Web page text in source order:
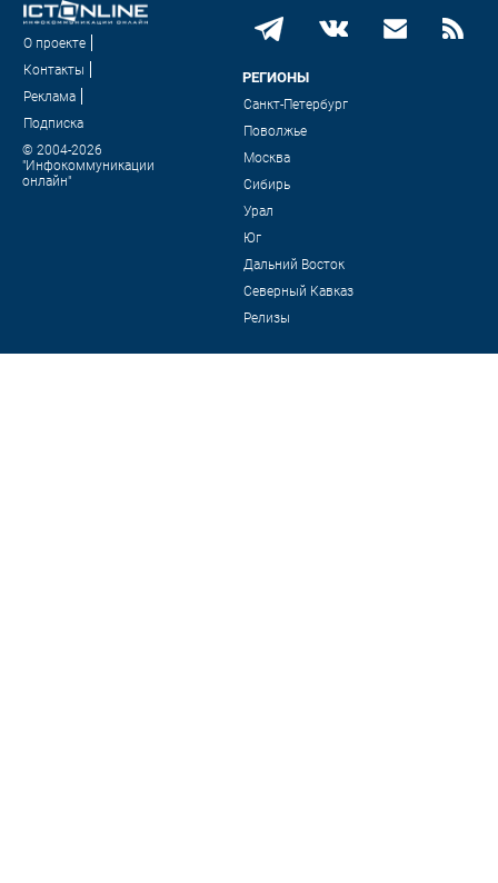
О проекте
Контакты
Реклама
Подписка
© 2004-2026
"Инфокоммуникации
онлайн"
РЕГИОНЫ
Санкт-Петербург
Поволжье
Москва
Сибирь
Урал
Юг
Дальний Восток
Северный Кавказ
Релизы